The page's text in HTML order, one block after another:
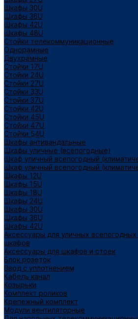
Шкафы 30U
Шкафы 36U
Шкафы 42U
Шкафы 48U
Стойки телекоммуникационные
Однорамные
Двухрамные
Стойки 17U
Стойки 24U
Стойки 27U
Стойки 33U
Стойки 37U
Стойки 42U
Стойки 45U
Стойки 47U
Стойки 54U
Шкафы антивандальные
Шкафы уличные (всепогодные)
Шкаф уличный всепогодный
Шкаф уличный всепогодный
Шкафы 12U
Шкафы 15U
Шкафы 18U
Шкафы 24U
Шкафы 30U
Шкафы 36U
Шкафы 42U
Аксессуары для уличных всепогодных
шкафов
Аксессуары для шкафов и стоек
Блок розеток
Ввод с уплотнением
Кабель канал
Козырьки
Комплект роликов
Крепежный комплект
Модули вентиляторные